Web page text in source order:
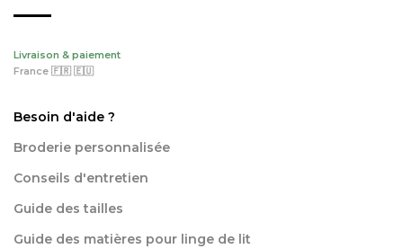
Livraison & paiement
France 🇫🇷 🇪🇺
Besoin d'aide ?
Broderie personnalisée
Conseils d'entretien
Guide des tailles
Guide des matières pour linge de lit